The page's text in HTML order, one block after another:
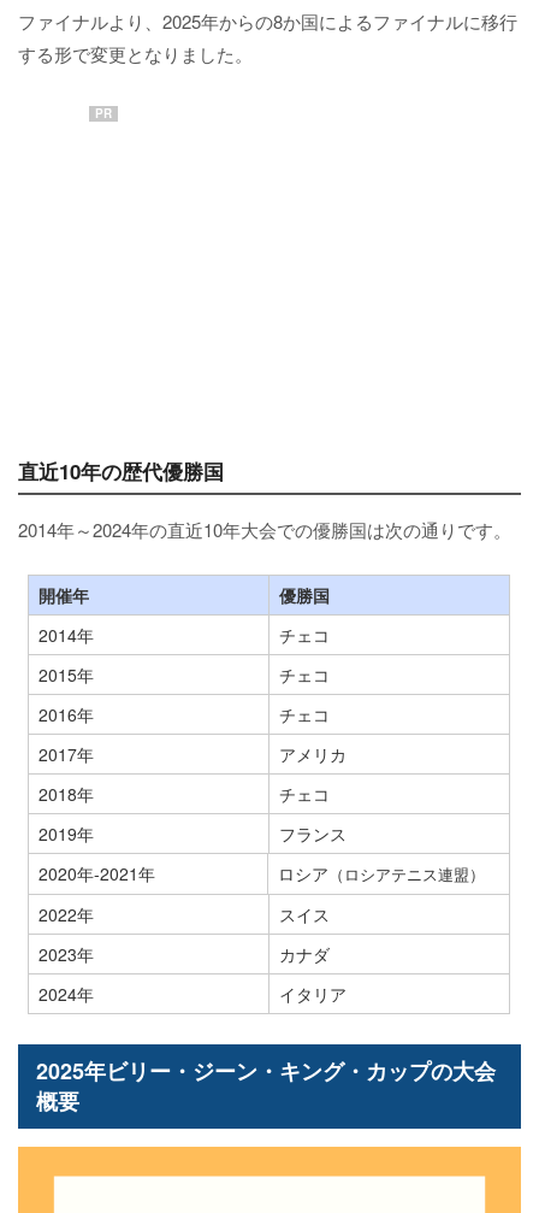
ファイナルより、2025年からの8か国によるファイナルに移行
する形で変更となりました。
PR
直近10年の歴代優勝国
2014年～2024年の直近10年大会での優勝国は次の通りです。
開催年
優勝国
2014年
チェコ
2015年
チェコ
2016年
チェコ
2017年
アメリカ
2018年
チェコ
2019年
フランス
2020年-2021年
ロシア （ロシアテニス連盟）
2022年
スイス
2023年
カナダ
2024年
イタリア
2025年ビリー・ジーン・キング・カップの大会
概要